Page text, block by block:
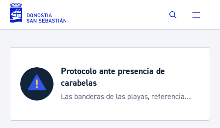
Saltar al contenido principal Buscar
Protocolo ante presencia de
carabelas
Las banderas de las playas, referencia